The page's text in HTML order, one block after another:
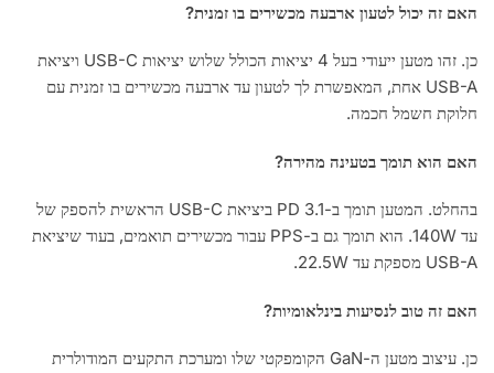
האם זה יכול לטעון ארבעה מכשירים בו זמנית?
כן. זהו מטען ייעודי בעל 4 יציאות הכולל שלוש יציאות USB-C ויציאת
USB-A אחת, המאפשרת לך לטעון עד ארבעה מכשירים בו זמנית עם
חלוקת חשמל חכמה.
האם הוא תומך בטעינה מהירה?
בהחלט. המטען תומך ב-PD 3.1 ביציאת USB-C הראשית להספק של
עד 140W. הוא תומך גם ב-PPS עבור מכשירים תואמים, בעוד שיציאת
USB-A מספקת עד 22.5W.
האם זה טוב לנסיעות בינלאומיות?
כן. עיצוב מטען ה-GaN הקומפקטי שלו ומערכת התקעים המודולרית